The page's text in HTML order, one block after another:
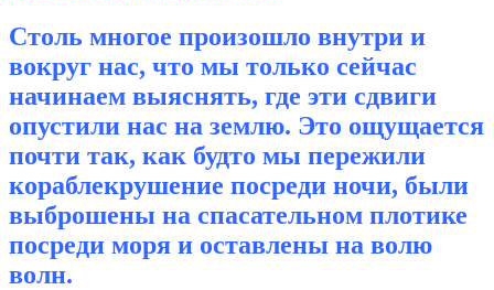
Столь многое произошло внутри и
вокруг нас, что мы только сейчас
начинаем выяснять, где эти сдвиги
опустили нас на землю. Это ощущается
почти так, как будто мы пережили
кораблекрушение посреди ночи, были
выброшены на спасательном плотике
посреди моря и оставлены на волю
волн.